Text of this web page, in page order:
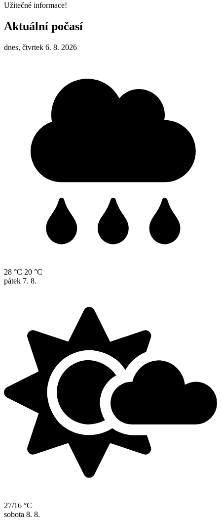
Užitečné informace!
Aktuální počasí
dnes, čtvrtek 6. 8. 2026
28 °C 20 °C
pátek 7. 8.
27/16 °C
sobota 8. 8.